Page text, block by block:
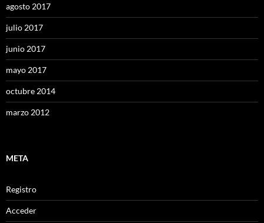
agosto 2017
julio 2017
junio 2017
mayo 2017
octubre 2014
marzo 2012
META
Registro
Acceder